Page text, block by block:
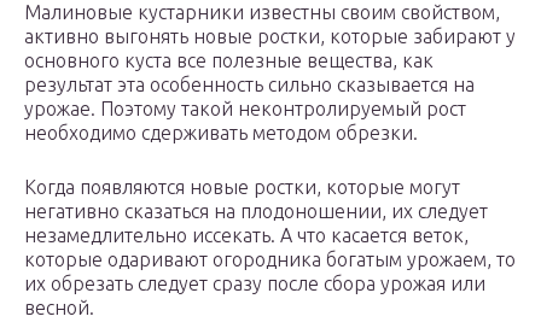
Малиновые кустарники известны своим свойством,
активно выгонять новые ростки, которые забирают у
основного куста все полезные вещества, как
результат эта особенность сильно сказывается на
урожае. Поэтому такой неконтролируемый рост
необходимо сдерживать методом обрезки.
Когда появляются новые ростки, которые могут
негативно сказаться на плодоношении, их следует
незамедлительно иссекать. А что касается веток,
которые одаривают огородника богатым урожаем, то
их обрезать следует сразу после сбора урожая или
весной.